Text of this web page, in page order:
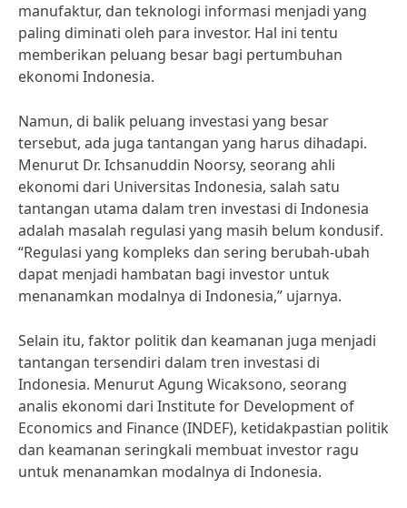
manufaktur, dan teknologi informasi menjadi yang
paling diminati oleh para investor. Hal ini tentu
memberikan peluang besar bagi pertumbuhan
ekonomi Indonesia.
Namun, di balik peluang investasi yang besar
tersebut, ada juga tantangan yang harus dihadapi.
Menurut Dr. Ichsanuddin Noorsy, seorang ahli
ekonomi dari Universitas Indonesia, salah satu
tantangan utama dalam tren investasi di Indonesia
adalah masalah regulasi yang masih belum kondusif.
“Regulasi yang kompleks dan sering berubah-ubah
dapat menjadi hambatan bagi investor untuk
menanamkan modalnya di Indonesia,” ujarnya.
Selain itu, faktor politik dan keamanan juga menjadi
tantangan tersendiri dalam tren investasi di
Indonesia. Menurut Agung Wicaksono, seorang
analis ekonomi dari Institute for Development of
Economics and Finance (INDEF), ketidakpastian politik
dan keamanan seringkali membuat investor ragu
untuk menanamkan modalnya di Indonesia.